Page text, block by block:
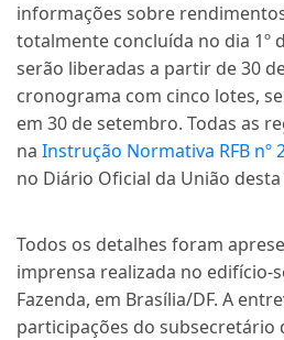
informações sobre
totalmente concluída no dia 1º
serão liberadas a partir de 30
cronograma com cinco lotes,
em 30 de setembro. Todas as
na Instrução Normativa RFB nº
no Diário Oficial da União
Todos os detalhes foram
imprensa realizada no edifício-
Fazenda, em Brasília/DF. A
participações do subsecretário